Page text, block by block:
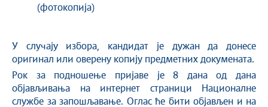
(фотокопија)
У случају избора, кандидат је дужан да донесе
оригинал или оверену копију предметних докумената.
Рок за подношење пријаве је 8 дана од дана
објављивања на интернет страници Националне
службе за запошљавање. Оглас ће бити објављен и на